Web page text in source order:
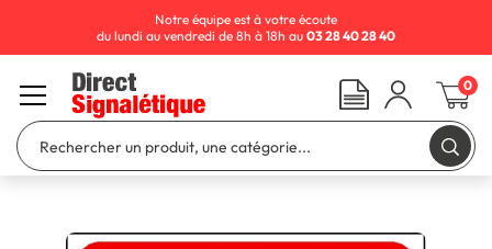
Notre équipe est à votre écoute
du lundi au vendredi de 8h à 18h au 03 28 40 28 40
0